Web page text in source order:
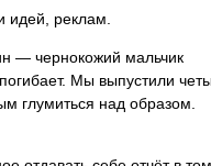
реклам.
— чернокожий мальчик
Мы выпустили
глумиться над образом.